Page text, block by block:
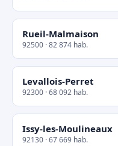
Rueil-Malmaison
92500 · 82 874 hab.
Levallois-Perret
92300 · 68 092 hab.
Issy-les-Moulineaux
92130 · 67 669 hab.